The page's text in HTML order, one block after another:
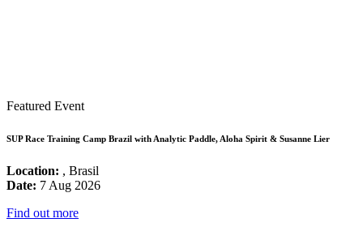
Featured Event
SUP Race Training Camp Brazil with Analytic Paddle, Aloha Spirit & Susanne Lier
Location: , Brasil
Date: 7 Aug 2026
Find out more